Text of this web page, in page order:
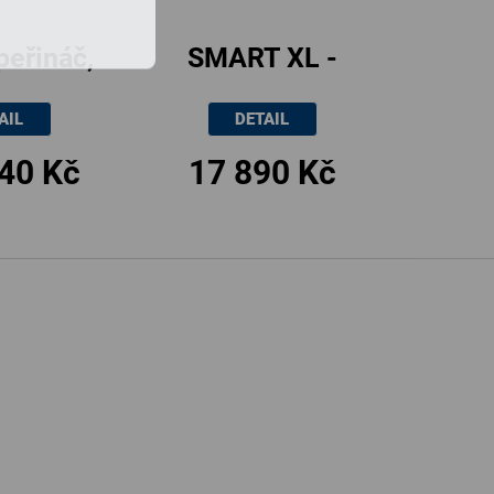
145 x
Kč
SMART XL -
dvoulůžko,
180x200cm
17 890 Kč
DETAIL